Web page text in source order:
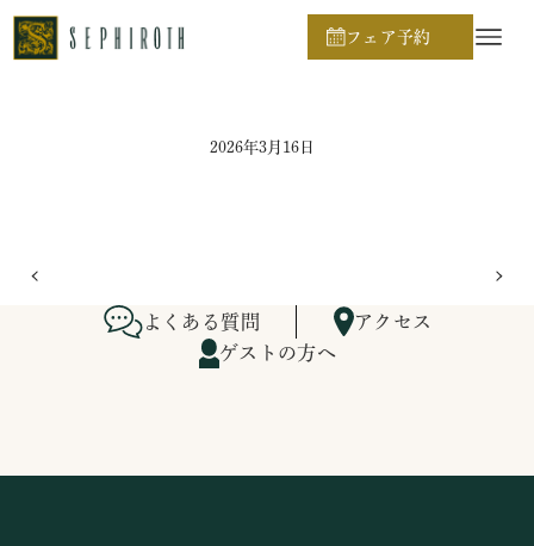
フェア予約
ホーム
2026年3月16日
よくある質問
アクセス
ゲストの方へ